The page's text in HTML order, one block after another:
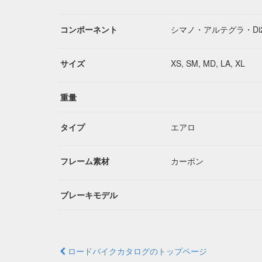
コンポーネント シマノ・アルテグラ・
サイズ XS, SM, MD, LA, XL
重量
タイプ エアロ
フレーム素材 カーボン
ブレーキモデル
ロードバイクカタログのトップページ